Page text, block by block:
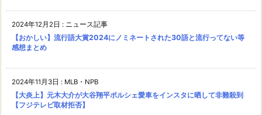
2024年12月2日 : ニュース記事
【おかしい】流行語大賞2024にノミネートされた30語と流行ってない等
感想まとめ
2024年11月3日 : MLB・NPB
【大炎上】元木大介が大谷翔平ポルシェ愛車をインスタに晒して非難殺到
【フジテレビ取材拒否】